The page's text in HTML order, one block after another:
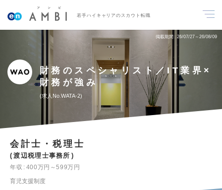
若手ハイキャリアのスカウト転職
掲載期間 26/07/27～26/08/09
財務のスペシャリスト／IT業界×
財務が強み
求人No.WATA-2
会計士・税理士
渡辺税理士事務所
年収
400万円～599万円
育児支援制度